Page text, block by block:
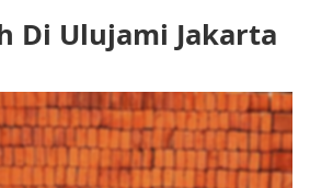
Di Ulujami Jakarta